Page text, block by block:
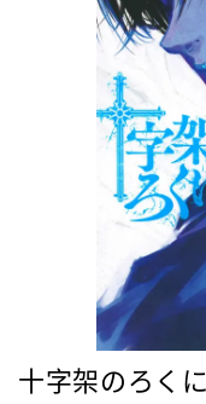
十字架のろく